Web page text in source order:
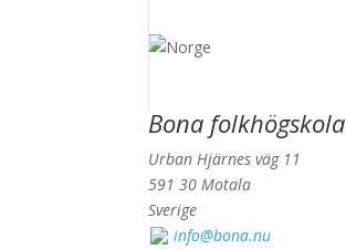
Bona folkhögskola
Urban Hjärnes väg 11
591 30 Motala
Sverige
info@bona.nu